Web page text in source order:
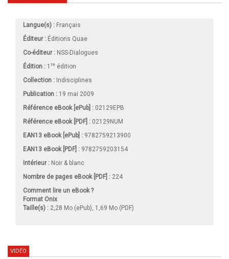
Langue(s) : Français
Éditeur : Éditions Quae
Co-éditeur : NSS-Dialogues
Édition : 1 re édition
Collection : Indisciplines
Publication : 19 mai 2009
Référence eBook [ePub] : 02129EPB
Référence eBook [PDF] : 02129NUM
EAN13 eBook [ePub] : 9782759213900
EAN13 eBook [PDF] : 9782759203154
Intérieur : Noir & blanc
Nombre de pages eBook [PDF] : 224
Comment lire un eBook ?
Format Onix
Taille(s) : 2,28 Mo (ePub), 1,69 Mo (PDF)
VIDÉO